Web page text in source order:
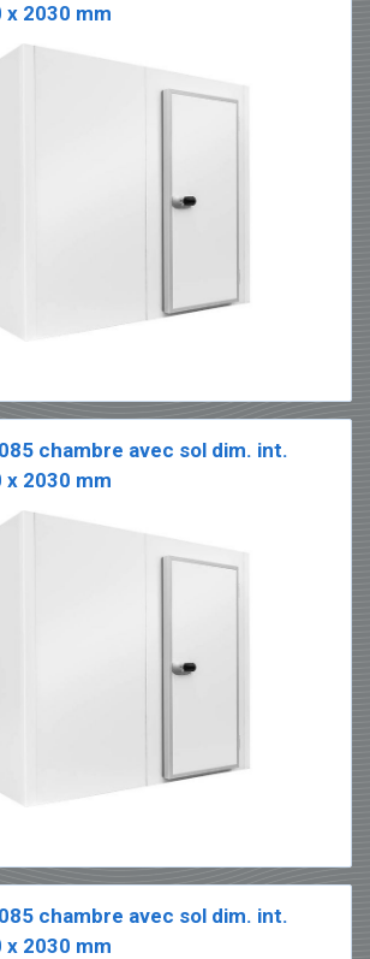
x 2030 mm
chambre avec sol dim. int.
x 2030 mm
chambre avec sol dim. int.
x 2030 mm